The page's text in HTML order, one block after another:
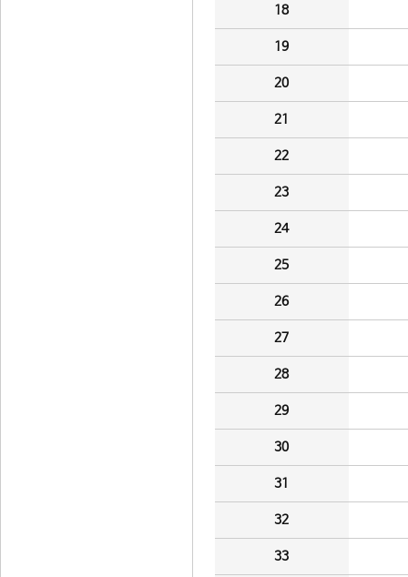
18
19
20
21
22
23
24
25
26
27
28
29
30
31
32
33